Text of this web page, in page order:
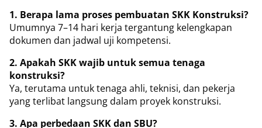
1. Berapa lama proses pembuatan SKK Konstruksi?
Umumnya 7–14 hari kerja tergantung kelengkapan
dokumen dan jadwal uji kompetensi.
2. Apakah SKK wajib untuk semua tenaga
konstruksi?
Ya, terutama untuk tenaga ahli, teknisi, dan pekerja
yang terlibat langsung dalam proyek konstruksi.
3. Apa perbedaan SKK dan SBU?